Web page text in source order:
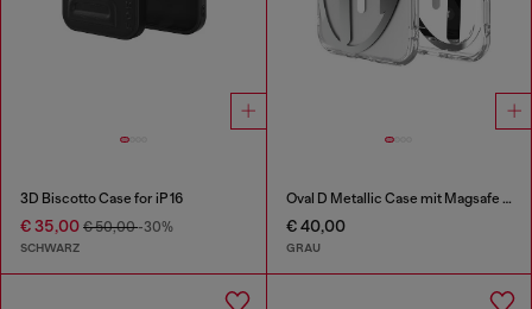
3D Biscotto Case for iP 16
€ 35,00 € 50,00-30%
SCHWARZ
Oval D Metallic Case mit Magsafe für iPhone 17 Air
€ 40,00
GRAU